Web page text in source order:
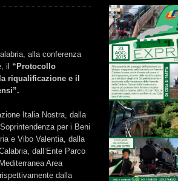
alla conferenza
il “Protocollo
riqualificazione e il
Italia Nostra, dalla
per i Beni
e Vibo Valentia, dalla
dall’Ente Parco
Area
dalla